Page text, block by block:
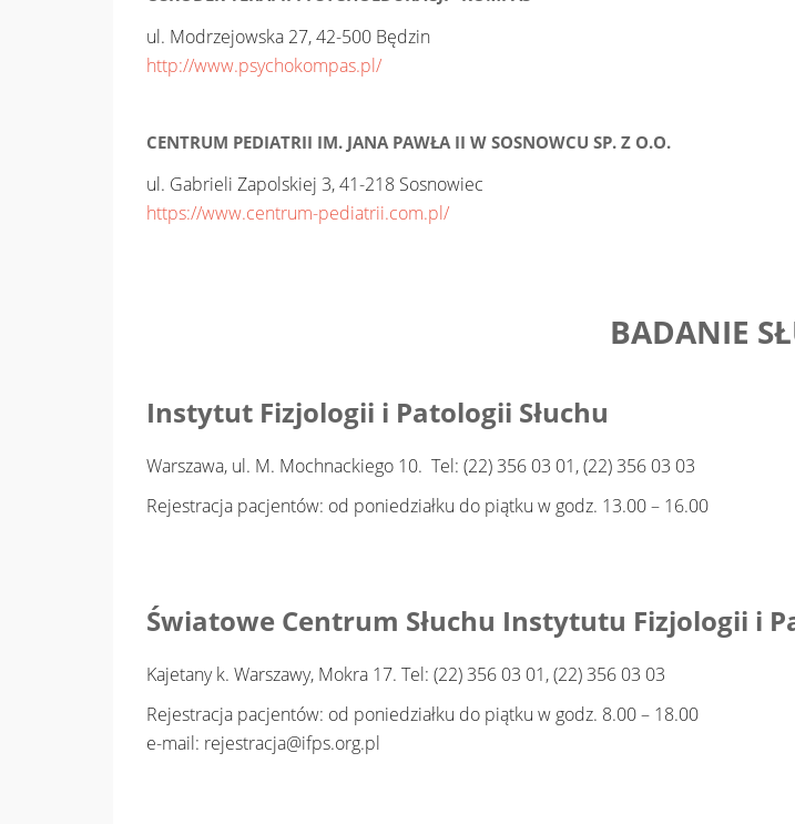
ul. Modrzejowska 27, 42-500 Będzin
http://www.psychokompas.pl/
CENTRUM PEDIATRII IM. JANA PAWŁA II W SOSNOWCU SP. Z O.O.
ul. Gabrieli Zapolskiej 3, 41-218 Sosnowiec
https://www.centrum-pediatrii.com.pl/
BADANIE
Instytut Fizjologii i Patologii Słuchu
Warszawa, ul. M. Mochnackiego 10. Tel: (22) 356 03 01, (22) 356 03 03
Rejestracja pacjentów: od poniedziałku do piątku w godz. 13.00 – 16.00
Światowe Centrum Słuchu Instytutu Fizjologii i
Kajetany k. Warszawy, Mokra 17. Tel: (22) 356 03 01, (22) 356 03 03
Rejestracja pacjentów: od poniedziałku do piątku w godz. 8.00 – 18.00
e-mail: rejestracja@ifps.org.pl